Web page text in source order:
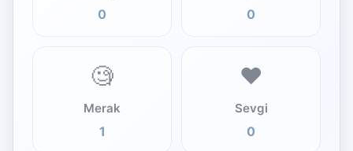
0 0
🧐
Merak
1
❤️
Sevgi
0